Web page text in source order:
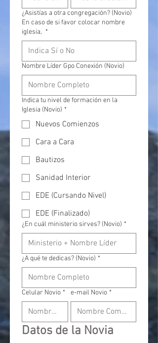
¿Asistías a otra congregación? (Novio)
En caso de si favor colocar nombre
iglesia, *
Nombre Líder Gpo Conexión (Novio)
Indica tu nivel de formación en la
Iglesia (Novio) *
Nuevos Comienzos
Cara a Cara
Bautizos
Sanidad Interior
EDE (Cursando Nivel)
EDE (Finalizado)
¿En cuál ministerio sirves? (Novio) *
¿A qué te dedicas? (Novio) *
Celular Novio * e-mail Novio *
Datos de la Novia